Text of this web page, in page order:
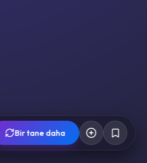
Bir tane daha